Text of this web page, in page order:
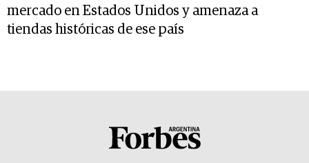
mercado en Estados Unidos y amenaza a
tiendas históricas de ese país